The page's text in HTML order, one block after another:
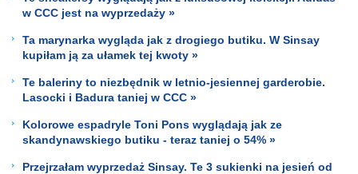
w CCC jest na wyprzedaży »
Ta marynarka wygląda jak z drogiego butiku. W Sinsay
kupiłam ją za ułamek tej kwoty »
Te baleriny to niezbędnik w letnio-jesiennej garderobie.
Lasocki i Badura taniej w CCC »
Kolorowe espadryle Toni Pons wyglądają jak ze
skandynawskiego butiku - teraz taniej o 54% »
Przejrzałam wyprzedaż Sinsay. Te 3 sukienki na jesień od